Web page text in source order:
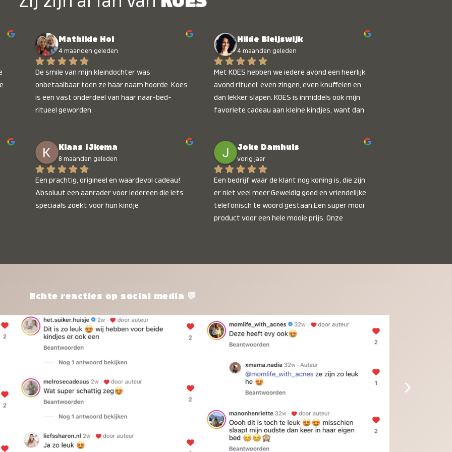
Mathilde Hol
4 maanden geleden
De smile van mijn kleindochter was
onbetaalbaar toen ze haar naam hoorde. Koes
is een vast onderdeel van haar naar-bed-
ritueel geworden.
Hilde Bleijswijk
4 maanden geleden
Met KOES hebben we iedere avond een heerlijk
avond ritueel: even zingen, even knuffelen en
dan lekker slapen. KOES is inmiddels ook mijn
favoriete cadeau aan kleine kindjes, want dan
onbetaalbaar :)
Klaas IJkema
8 maanden geleden
Een prachtig, origineel en waardevol cadeau!
Absoluut een aanrader voor iedereen die iets
speciaals zoekt voor hun kindje
Joke Damhuis
vorig jaar
Een bedrijf waar de klant nog koning is, die zijn
er niet veel meer.Geweldig goed en vriendelijke
telefonisch te woord gestaan.Een super mooi
product voor een hele mooie prijs. Onze
Echte reacties op social media 💬
›